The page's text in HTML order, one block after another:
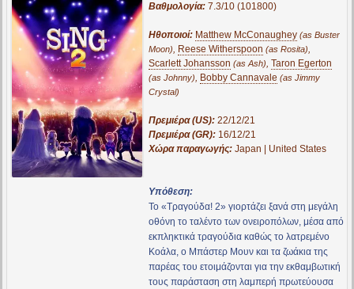
Βαθμολογία: 7.3/10 (101800)
Ηθοποιοί: Matthew McConaughey (as Buster
Moon), Reese Witherspoon (as Rosita),
Scarlett Johansson (as Ash), Taron Egerton
(as Johnny), Bobby Cannavale (as Jimmy
Crystal)
Πρεμιέρα (US): 22/12/21
Πρεμιέρα (GR): 16/12/21
Χώρα παραγωγής: Japan | United States
Υπόθεση:
To «Τραγούδα! 2» γιορτάζει ξανά στη μεγάλη
οθόνη το ταλέντο των ονειροπόλων, μέσα από
εκπληκτικά τραγούδια καθώς το λατρεμένο
Κοάλα, ο Μπάστερ Μουν και τα ζωάκια της
παρέας του ετοιμάζονται για την εκθαμβωτική
τους παράσταση στη λαμπερή πρωτεύουσα